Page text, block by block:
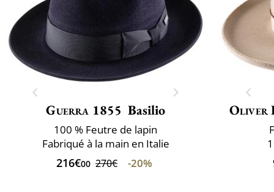
Guerra 1855 Basilio
100 % Feutre de lapin
Fabriqué à la main en Italie
216€00 270€ -20%
Oliver